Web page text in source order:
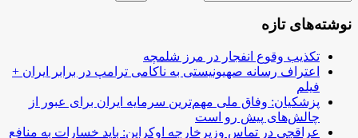
نوشته‌های تازه
تکذیب وقوع انفجار در مرز شلمچه
اعتراف رسانه صهیونیستی به ناکامی ترامپ در برابر ایران +
فیلم
پزشکیان: وفاق ملی مهم‌ترین سرمایه ایران برای عبور از
چالش‌های پیش رو است
عراقچی در تماس وزیرخارجه اوکراین: باید خسارات به منافع